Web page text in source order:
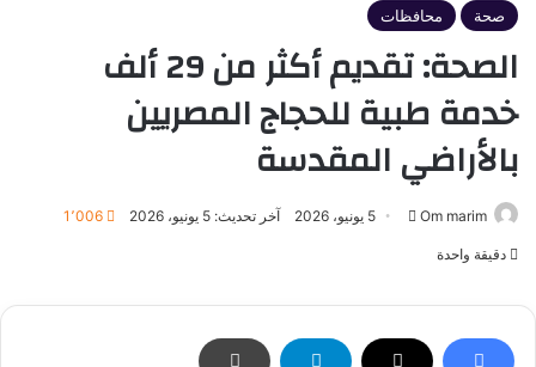
صحة محافظات
الصحة: تقديم أكثر من 29 ألف
خدمة طبية للحجاج المصريين
بالأراضي المقدسة
Om marim
أرسل 5 يونيو، 2026 آخر تحديث: 5 يونيو، 2026 1٬006
دقيقة واحدة